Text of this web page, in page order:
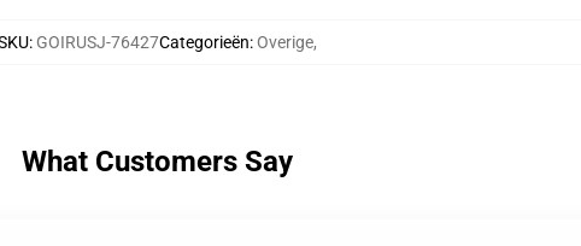
: GOIRUSJ-76427Categorieën:Overige,
What Customers Say